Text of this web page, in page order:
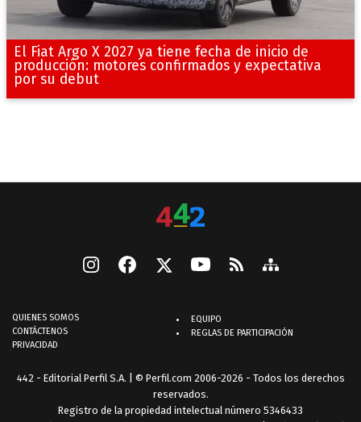
El Fiat Argo X 2027 ya tiene fecha de inicio de
producción: motores confirmados y expectativa
por su debut
QUIENES SOMOS
CONTÁCTENOS
PRIVACIDAD
EQUIPO
REGLAS DE PARTICIPACIÓN
442 - Editorial Perfil S.A. | © Perfil.com 2006-2026 - Todos los derechos
reservados.
Registro de la propiedad intelectual número 5346433